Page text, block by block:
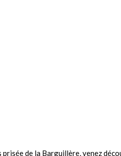
de la Barguillère, venez